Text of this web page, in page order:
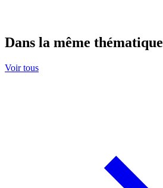
Dans la même thématique
Voir tous